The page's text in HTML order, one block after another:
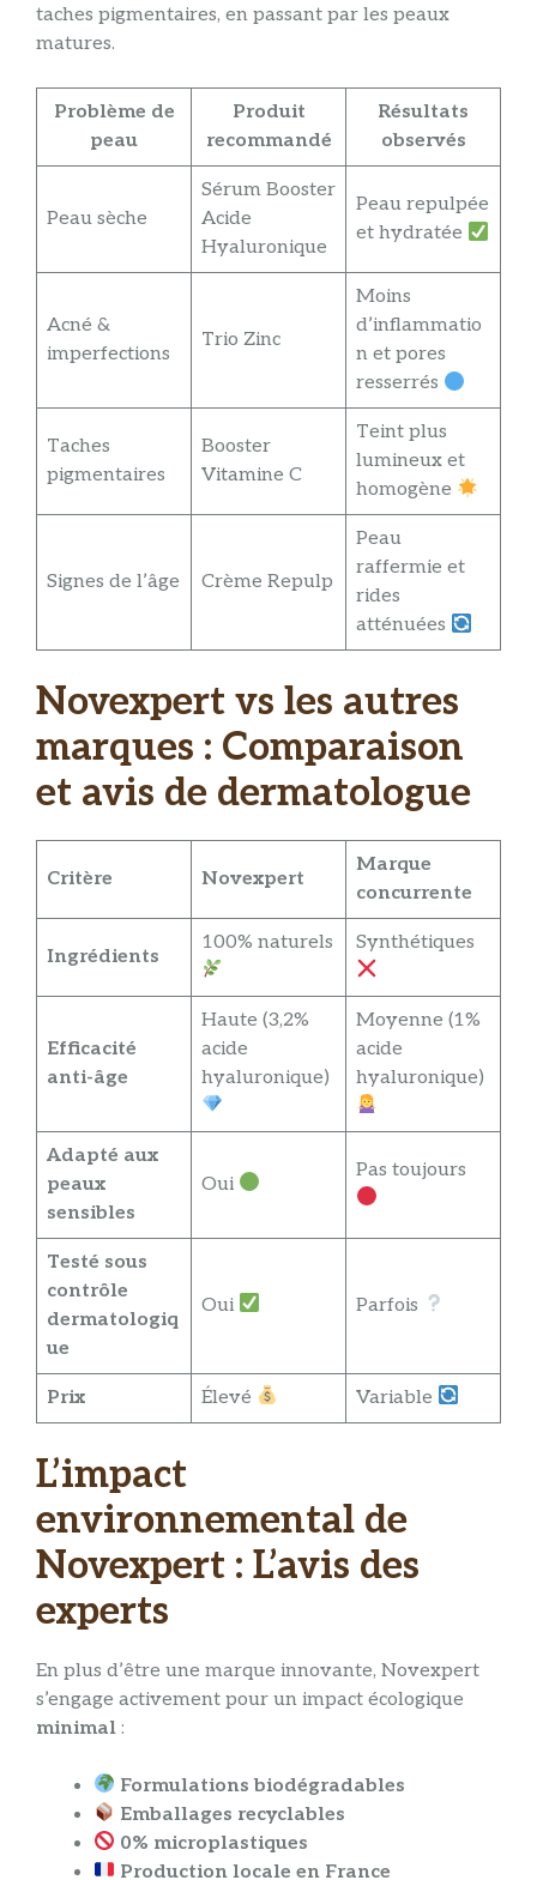
taches pigmentaires, en passant par les peaux
matures.
Problème de
peau
Produit
recommandé
Résultats
observés
Peau sèche
Sérum Booster
Acide
Hyaluronique
Peau repulpée
et hydratée
Acné &
imperfections
Trio Zinc
Moins
d’inflammatio
n et pores
resserrés
Taches
pigmentaires
Booster
Vitamine C
Teint plus
lumineux et
homogène
Signes de l’âge Crème Repulp
Peau
raffermie et
rides
atténuées
Novexpert vs les autres
marques : Comparaison
et avis de dermatologue
Critère Novexpert
Marque
concurrente
Ingrédients
100% naturels Synthétiques
Efficacité
anti-âge
Haute (3,2%
acide
hyaluronique)
Moyenne (1%
acide
hyaluronique)
Adapté aux
peaux
sensibles
Oui
Pas toujours
Testé sous
contrôle
dermatologiq
ue
Oui Parfois
Prix Élevé Variable
L’impact
environnemental de
Novexpert : L’avis des
experts
En plus d’être une marque innovante, Novexpert
s’engage activement pour un impact écologique
minimal :
Formulations biodégradables
Emballages recyclables
0% microplastiques
Production locale en France